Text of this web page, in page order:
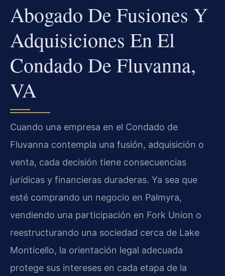
Abogado De Fusiones Y
Adquisiciones En El
Condado De Fluvanna,
VA
Cuando una empresa en el Condado de
Fluvanna contempla una fusión, adquisición o
venta, cada decisión tiene consecuencias
jurídicas y financieras duraderas. Ya sea que
esté comprando un negocio en Palmyra,
vendiendo una participación en Fork Union o
reestructurando una sociedad cerca de Lake
Monticello, la orientación legal adecuada
protege sus intereses en cada etapa de la